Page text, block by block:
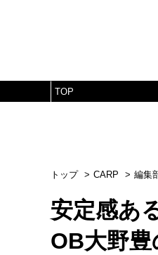
TOP
トップ CARP 編集
安定感あ
OB大野豊